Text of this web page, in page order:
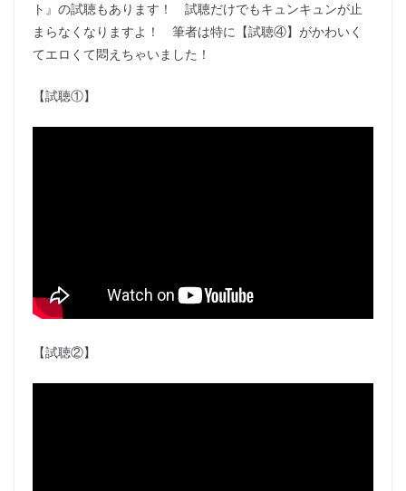
ト』の試聴もあります！ 試聴だけでもキュンキュンが止
まらなくなりますよ！ 筆者は特に【試聴④】がかわいく
てエロくて悶えちゃいました！
【試聴①】
【試聴②】